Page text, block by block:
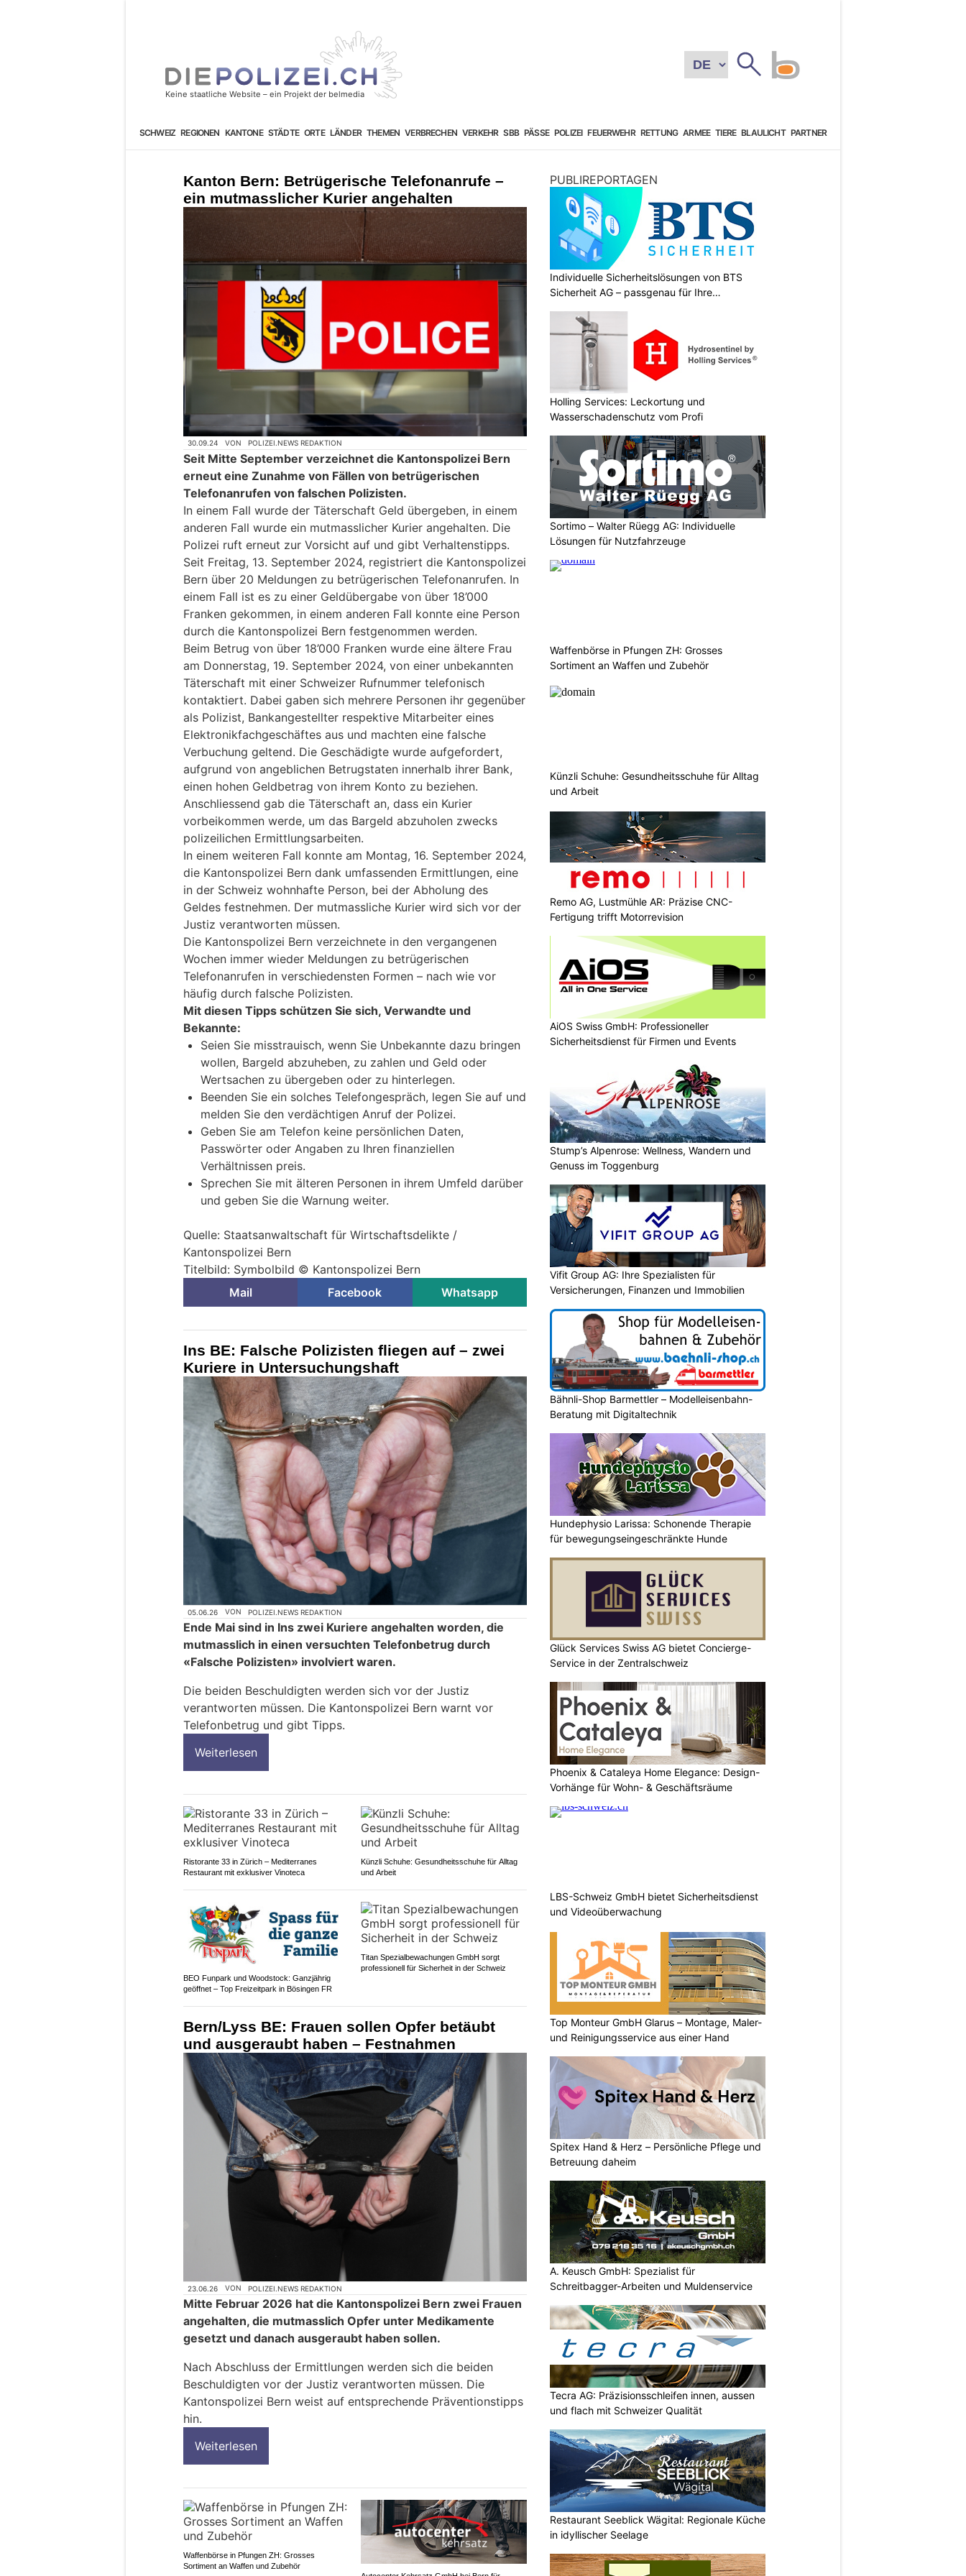
SCHWEIZ REGIONEN KANTONE STÄDTE ORTE LÄNDER THEMEN VERBRECHEN VERKEHR SBB PÄSSE POLIZEI FEUERWEHR RETTUNG ARMEE TIERE BLAULICHT PARTNER
Kanton Bern: Betrügerische Telefonanrufe –
ein mutmasslicher Kurier angehalten
30.09.24 VON POLIZEI.NEWS REDAKTION
Seit Mitte September verzeichnet die Kantonspolizei Bern
erneut eine Zunahme von Fällen von betrügerischen
Telefonanrufen von falschen Polizisten.
In einem Fall wurde der Täterschaft Geld übergeben, in einem
anderen Fall wurde ein mutmasslicher Kurier angehalten. Die
Polizei ruft erneut zur Vorsicht auf und gibt Verhaltenstipps.
Seit Freitag, 13. September 2024, registriert die Kantonspolizei
Bern über 20 Meldungen zu betrügerischen Telefonanrufen. In
einem Fall ist es zu einer Geldübergabe von über 18’000
Franken gekommen, in einem anderen Fall konnte eine Person
durch die Kantonspolizei Bern festgenommen werden.
Beim Betrug von über 18’000 Franken wurde eine ältere Frau
am Donnerstag, 19. September 2024, von einer unbekannten
Täterschaft mit einer Schweizer Rufnummer telefonisch
kontaktiert. Dabei gaben sich mehrere Personen ihr gegenüber
als Polizist, Bankangestellter respektive Mitarbeiter eines
Elektronikfachgeschäftes aus und machten eine falsche
Verbuchung geltend. Die Geschädigte wurde aufgefordert,
aufgrund von angeblichen Betrugstaten innerhalb ihrer Bank,
einen hohen Geldbetrag von ihrem Konto zu beziehen.
Anschliessend gab die Täterschaft an, dass ein Kurier
vorbeikommen werde, um das Bargeld abzuholen zwecks
polizeilichen Ermittlungsarbeiten.
In einem weiteren Fall konnte am Montag, 16. September 2024,
die Kantonspolizei Bern dank umfassenden Ermittlungen, eine
in der Schweiz wohnhafte Person, bei der Abholung des
Geldes festnehmen. Der mutmassliche Kurier wird sich vor der
Justiz verantworten müssen.
Die Kantonspolizei Bern verzeichnete in den vergangenen
Wochen immer wieder Meldungen zu betrügerischen
Telefonanrufen in verschiedensten Formen – nach wie vor
häufig durch falsche Polizisten.
Mit diesen Tipps schützen Sie sich, Verwandte und
Bekannte:
Seien Sie misstrauisch, wenn Sie Unbekannte dazu bringen
wollen, Bargeld abzuheben, zu zahlen und Geld oder
Wertsachen zu übergeben oder zu hinterlegen.
Beenden Sie ein solches Telefongespräch, legen Sie auf und
melden Sie den verdächtigen Anruf der Polizei.
Geben Sie am Telefon keine persönlichen Daten,
Passwörter oder Angaben zu Ihren finanziellen
Verhältnissen preis.
Sprechen Sie mit älteren Personen in ihrem Umfeld darüber
und geben Sie die Warnung weiter.
Quelle: Staatsanwaltschaft für Wirtschaftsdelikte /
Kantonspolizei Bern
Titelbild: Symbolbild © Kantonspolizei Bern
Mail
Facebook Whatsapp
Ins BE: Falsche Polizisten fliegen auf – zwei
Kuriere in Untersuchungshaft
05.06.26 VON POLIZEI.NEWS REDAKTION
Ende Mai sind in Ins zwei Kuriere angehalten worden, die
mutmasslich in einen versuchten Telefonbetrug durch
«Falsche Polizisten» involviert waren.
Die beiden Beschuldigten werden sich vor der Justiz
verantworten müssen. Die Kantonspolizei Bern warnt vor
Telefonbetrug und gibt Tipps.
Weiterlesen
Ristorante 33 in Zürich – Mediterranes
Restaurant mit exklusiver Vinoteca
Künzli Schuhe: Gesundheitsschuhe für Alltag
und Arbeit
BEO Funpark und Woodstock: Ganzjährig
geöffnet – Top Freizeitpark in Bösingen FR
Titan Spezialbewachungen GmbH sorgt
professionell für Sicherheit in der Schweiz
Bern/Lyss BE: Frauen sollen Opfer betäubt
und ausgeraubt haben – Festnahmen
23.06.26 VON POLIZEI.NEWS REDAKTION
Mitte Februar 2026 hat die Kantonspolizei Bern zwei Frauen
angehalten, die mutmasslich Opfer unter Medikamente
gesetzt und danach ausgeraubt haben sollen.
Nach Abschluss der Ermittlungen werden sich die beiden
Beschuldigten vor der Justiz verantworten müssen. Die
Kantonspolizei Bern weist auf entsprechende Präventionstipps
hin.
Weiterlesen
Waffenbörse in Pfungen ZH: Grosses
Sortiment an Waffen und Zubehör
PUBLIREPORTAGEN
Individuelle Sicherheitslösungen von BTS
Sicherheit AG – passgenau für Ihre
Holling Services: Leckortung und
Wasserschadenschutz vom Profi
Sortimo – Walter Rüegg AG: Individuelle
Lösungen für Nutzfahrzeuge
Waffenbörse in Pfungen ZH: Grosses
Sortiment an Waffen und Zubehör
Künzli Schuhe: Gesundheitsschuhe für Alltag
und Arbeit
Remo AG, Lustmühle AR: Präzise CNC-
Fertigung trifft Motorrevision
AiOS Swiss GmbH: Professioneller
Sicherheitsdienst für Firmen und Events
Stump’s Alpenrose: Wellness, Wandern und
Genuss im Toggenburg
Vifit Group AG: Ihre Spezialisten für
Versicherungen, Finanzen und Immobilien
Bähnli-Shop Barmettler – Modelleisenbahn-
Beratung mit Digitaltechnik
Hundephysio Larissa: Schonende Therapie
für bewegungseingeschränkte Hunde
Glück Services Swiss AG bietet Concierge-
Service in der Zentralschweiz
Phoenix & Cataleya Home Elegance: Design-
Vorhänge für Wohn- & Geschäftsräume
LBS-Schweiz GmbH bietet Sicherheitsdienst
und Videoüberwachung
Top Monteur GmbH Glarus – Montage, Maler-
und Reinigungsservice aus einer Hand
Spitex Hand & Herz – Persönliche Pflege und
Betreuung daheim
A. Keusch GmbH: Spezialist für
Schreitbagger-Arbeiten und Muldenservice
Tecra AG: Präzisionsschleifen innen, aussen
und flach mit Schweizer Qualität
Restaurant Seeblick Wägital: Regionale Küche
in idyllischer Seelage